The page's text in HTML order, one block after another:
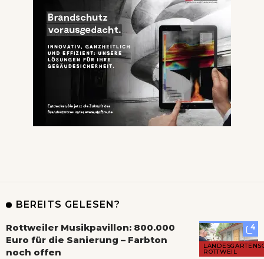
BEREITS GELESEN?
4
ROTTWEIL
Rottweiler Musikpavillon: 800.000
Euro für die Sanierung – Farbton
noch offen